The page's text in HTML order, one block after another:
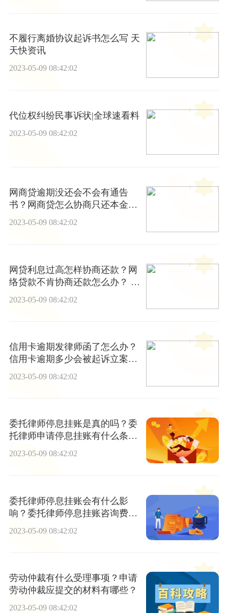
不履行离婚协议起诉书怎么写 天
天快资讯
2023-05-09 08:42:02
代位权纠纷民事诉状|全球速看料
2023-05-09 08:42:02
网商贷逾期没还会不会有通告
书？网商贷怎么协商只还本金？
世界看点
2023-05-09 08:42:02
网贷利息过高怎样协商还款？网
络贷款不肯协商还款怎么办？ 世
2023-05-09 08:42:02
信用卡逾期发律师函了怎么办？
信用卡逾期多少会被起诉立案？-
2023-05-09 08:42:02
委托律师停息挂账是真的吗？委
托律师申请停息挂账有什么条
件？ 每日消息
2023-05-09 08:42:02
委托律师停息挂账会有什么影
响？委托律师停息挂账咨询费多
2023-05-09 08:42:02
劳动仲裁有什么受理事项？申请
劳动仲裁应提交的材料有哪些？
2023-05-09 08:42:02